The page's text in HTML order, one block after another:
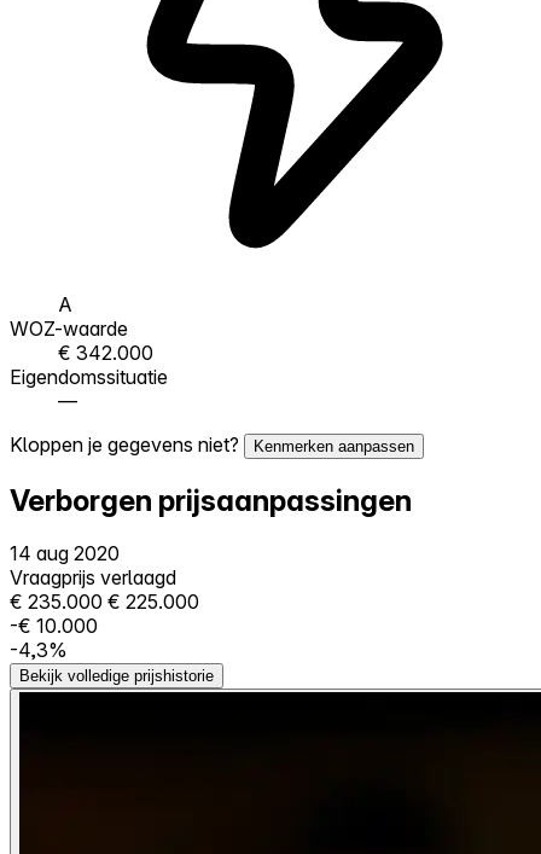
A
WOZ-waarde
€ 342.000
Eigendomssituatie
—
Kloppen je gegevens niet?
Kenmerken aanpassen
Verborgen prijsaanpassingen
14 aug 2020
Vraagprijs verlaagd
€ 235.000 € 225.000
-€ 10.000
-4,3%
Bekijk volledige prijshistorie